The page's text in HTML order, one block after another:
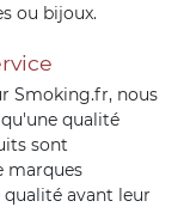
ou bijoux.
Smoking.fr, nous
qualité
sont
marques
avant leur